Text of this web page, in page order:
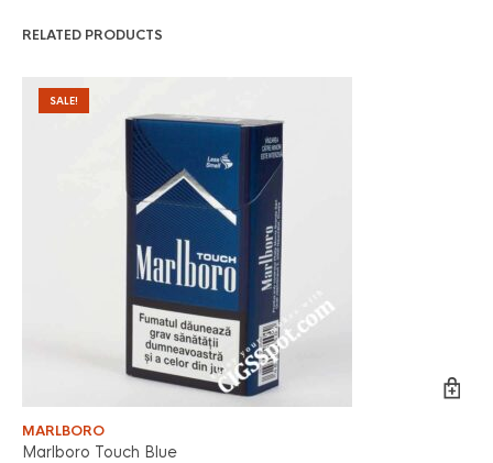
RELATED PRODUCTS
SALE!
MARLBORO
Marlboro Touch Blue